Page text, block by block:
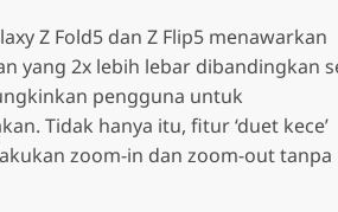
Samsung Galaxy A36 5G Samsung
Z Fold5 dan Z Flip5 menawarkan
yang 2x lebih lebar dibandingkan
pengguna untuk
Tidak hanya itu, fitur ‘duet kece’
zoom-in dan zoom-out tanpa